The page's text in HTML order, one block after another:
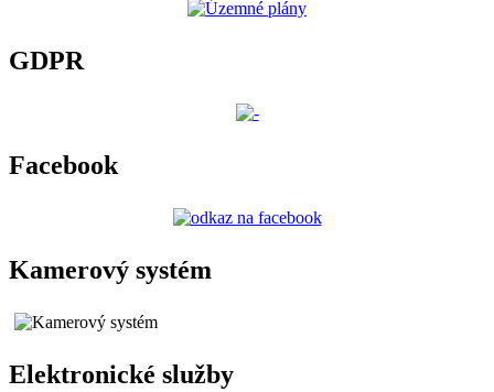
GDPR
Facebook
Kamerový systém
Elektronické služby